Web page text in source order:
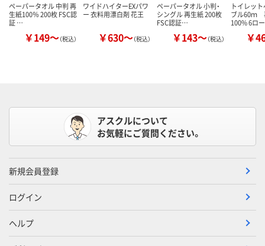
ペーパータオル 中判 再
生紙100％ 200枚 FSC認
証 …
￥149～（税込）
ワイドハイターEXパワ
ー 衣料用漂白剤 花王
￥630～（税込）
ペーパータオル 小判・
シングル 再生紙 200枚
FSC認証…
￥143～（税込）
トイレッ
ブル60ｍ
100% 6ロ
￥
アスクルについて
お気軽にご質問ください。
新規会員登録
ログイン
ヘルプ